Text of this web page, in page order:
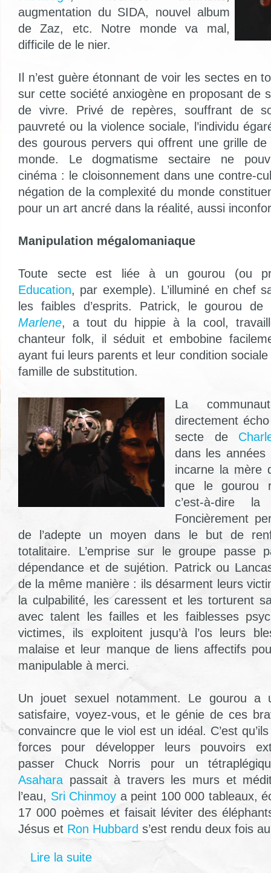
augmentation du SIDA, nouvel album
de Zaz, etc. Notre monde va mal,
difficile de le nier.
Il n’est guère étonnant de voir les sectes en
sur cette société anxiogène en proposant de
de vivre. Privé de repères, souffrant de
pauvreté ou la violence sociale, l’individu
des gourous pervers qui offrent une grille de
monde. Le dogmatisme sectaire ne
cinéma : le cloisonnement dans une contre-
négation de la complexité du monde
pour un art ancré dans la réalité, aussi
Manipulation mégalomaniaque
Toute secte est liée à un gourou (ou
Education, par exemple). L’illuminé en chef
les faibles d’esprits. Patrick, le gourou de
Marlene, a tout du hippie à la cool,
chanteur folk, il séduit et embobine
ayant fui leurs parents et leur condition sociale
famille de substitution.
La
directement
secte de
dans les années
incarne la mère
que le gourou
c’est-à-dire
Foncièrement
de l’adepte un moyen dans le but de
totalitaire. L’emprise sur le groupe passe
dépendance et de sujétion. Patrick ou
de la même manière : ils désarment leurs
la culpabilité, les caressent et les torturent
avec talent les failles et les faiblesses
victimes, ils exploitent jusqu’à l’os leurs
malaise et leur manque de liens affectifs
manipulable à merci.
Un jouet sexuel notamment. Le gourou a
satisfaire, voyez-vous, et le génie de ces
convaincre que le viol est un idéal. C’est
forces pour développer leurs pouvoirs
passer Chuck Norris pour un
Asahara passait à travers les murs et
l’eau, Sri Chinmoy a peint 100 000 tableaux,
17 000 poèmes et faisait léviter des
Jésus et Ron Hubbard s’est rendu deux fois
Lire la suite